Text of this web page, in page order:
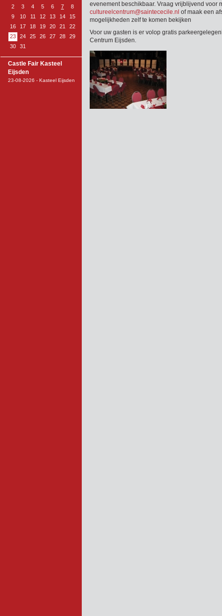
2
3 4 5 6 7
8
9
10 11 12 13 14
15
16
17 18 19 20 21
22
23
24 25 26 27 28
29
30
31
Castle Fair Kasteel
Eijsden
23-08-2026 - Kasteel Eijsden
evenement beschikbaar. Vraag vrijblijvend voor
cultureelcentrum@saintececile.nl of maak een
mogelijkheden zelf te komen bekijken
Voor uw gasten is er volop gratis
Centrum Eijsden.